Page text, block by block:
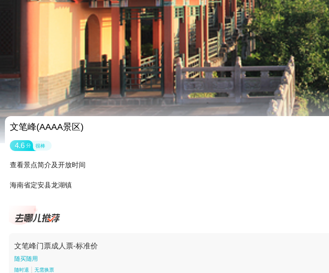
文笔峰(AAAA景区)
4.6 分 很棒
查看景点简介及开放时间
海南省定安县龙湖镇
文笔峰门票成人票-标准价
随买随用
随时退 无需换票